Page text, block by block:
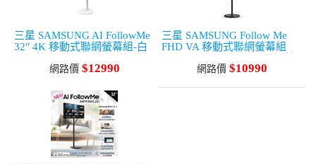
三星 SAMSUNG AI FollowMe
32" 4K 移動式聯網螢幕組-白
網路價 $12990
三星 SAMSUNG Follow Me
FHD VA 移動式聯網螢幕組
網路價 $10990